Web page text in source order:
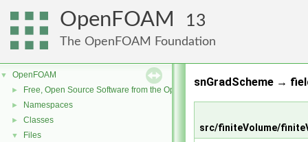
OpenFOAM 13
The OpenFOAM Foundation
▼ OpenFOAM
► Free, Open Source Software from the OpenFOAM Foundation
► Namespaces
► Classes
▼ Files
snGradScheme →
src/finiteVolume/